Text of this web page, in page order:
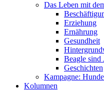
Das Leben mit
Erziehung
Ernährung
Gesundheit
Beagle sind
Geschichten
Kampagne:
Kolumnen